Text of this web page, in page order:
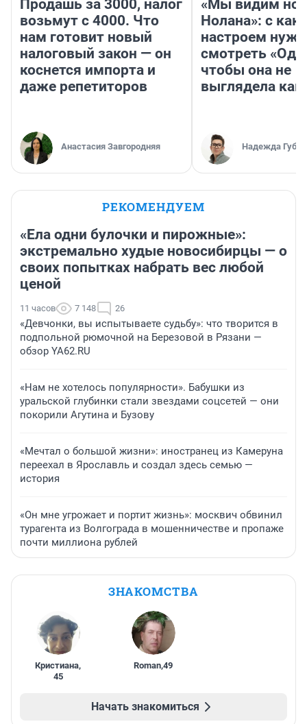
Продашь за 3000, налог
возьмут с 4000. Что
нам готовит новый
налоговый закон — он
коснется импорта и
даже репетиторов
Анастасия Завгородняя
«Мы видим
Нолана»: с
настроем
смотреть
чтобы она не
выглядела как
Надежда
РЕКОМЕНДУЕМ
«Ела одни булочки и пирожные»:
экстремально худые новосибирцы — о
своих попытках набрать вес любой
ценой
11 часов 7 148 26
«Девчонки, вы испытываете судьбу»: что творится в
подпольной рюмочной на Березовой в Рязани —
обзор YA62.RU
«Нам не хотелось популярности». Бабушки из
уральской глубинки стали звездами соцсетей — они
покорили Агутина и Бузову
«Мечтал о большой жизни»: иностранец из Камеруна
переехал в Ярославль и создал здесь семью —
история
«Он мне угрожает и портит жизнь»: москвич обвинил
турагента из Волгограда в мошенничестве и пропаже
почти миллиона рублей
ЗНАКОМСТВА
Кристиана,
45
Roman,49
Начать знакомиться